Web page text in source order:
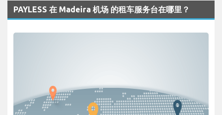
PAYLESS 在 Madeira 机场 的租车服务台在哪里？